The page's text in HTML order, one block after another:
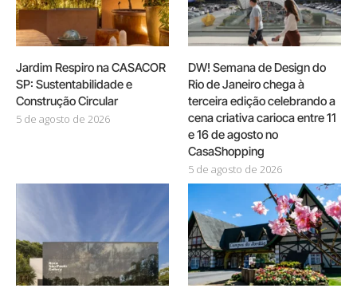
Jardim Respiro na CASACOR
SP: Sustentabilidade e
Construção Circular
5 de agosto de 2026
DW! Semana de Design do
Rio de Janeiro chega à
terceira edição celebrando a
cena criativa carioca entre 11
e 16 de agosto no
CasaShopping
5 de agosto de 2026